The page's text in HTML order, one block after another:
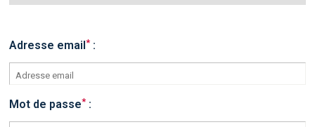
Adresse email*:
Mot de passe*: